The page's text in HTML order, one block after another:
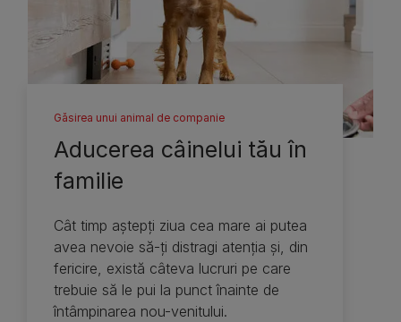
Găsirea unui animal de companie
Aducerea câinelui tău în
familie
Cât timp aştepţi ziua cea mare ai putea
avea nevoie să-ţi distragi atenţia şi, din
fericire, există câteva lucruri pe care
trebuie să le pui la punct înainte de
întâmpinarea nou-venitului.